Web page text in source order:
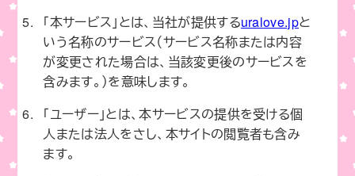
「本サービス」とは、当社が提供するuralove.jpと
いう名称のサービス（サービス名称または内容
が変更された場合は、当該変更後のサービスを
含みます。）を意味します。
「ユーザー」とは、本サービスの提供を受ける個
人または法人をさし、本サイトの閲覧者も含み
ます。